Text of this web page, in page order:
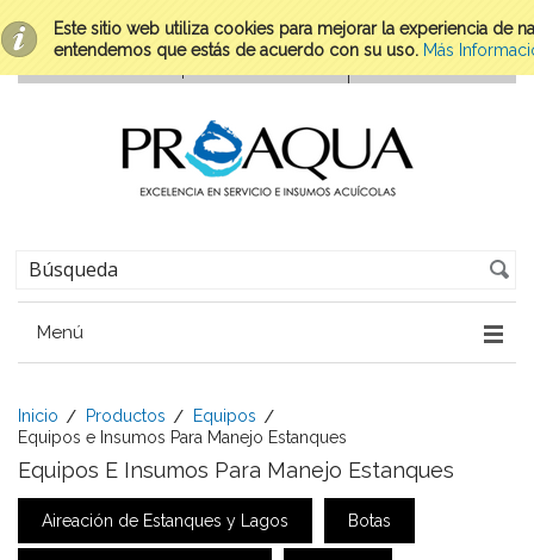
Este sitio web utiliza cookies para mejorar la experiencia de
entendemos que estás de acuerdo con su uso. Más
Menú
Inicio Productos
Equipos
Equipos e Insumos Para Manejo Estanques
Equipos E Insumos Para Manejo Estanques
Aireación de Estanques y Lagos Botas